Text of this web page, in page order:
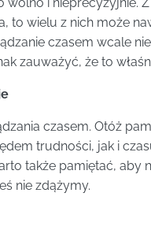
to wielu z nich może
czasem wcale
zauważyć, że to
czasem. Otóż
trudności, jak i
także pamiętać, aby
nie zdążymy.